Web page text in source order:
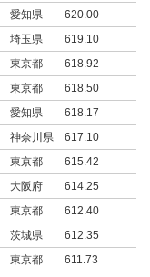
愛知県
620.00
埼玉県
619.10
東京都
618.92
東京都
618.50
愛知県
618.17
神奈川県
617.10
東京都
615.42
大阪府
614.25
東京都
612.40
茨城県
612.35
東京都
611.73